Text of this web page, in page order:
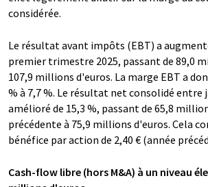
considérée.
Le résultat avant impôts (EBT) a
premier trimestre 2025, passant de 89,0
107,9 millions d'euros. La marge EBT a
% à 7,7 %. Le résultat net consolidé entre
amélioré de 15,3 %, passant de 65,8
précédente à 75,9 millions d'euros. Cela
bénéfice par action de 2,40 € (année
Cash-flow libre (hors M&A) à un niveau